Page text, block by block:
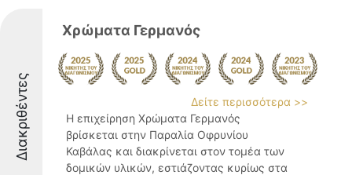
Διακριθέντες
Χρώματα Γερμανός
Δείτε περισσότερα >>
Η επιχείρηση Χρώματα Γερμανός
βρίσκεται στην Παραλία Οφρυνίου
Καβάλας και διακρίνεται στον τομέα των
δομικών υλικών, εστιάζοντας κυρίως στα